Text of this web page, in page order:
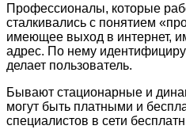
Профессионалы, которые
сталкивались с понятием
имеющее выход в интернет,
адрес. По нему
делает пользователь.
Бывают стационарные и
могут быть платными и
специалистов в сети